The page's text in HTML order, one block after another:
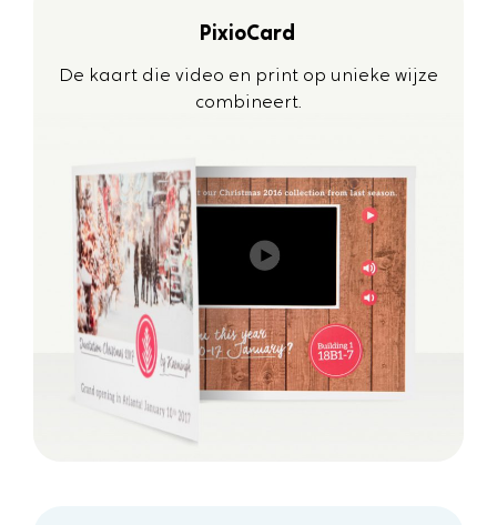
PixioCard
De kaart die video en print op unieke wijze
combineert.